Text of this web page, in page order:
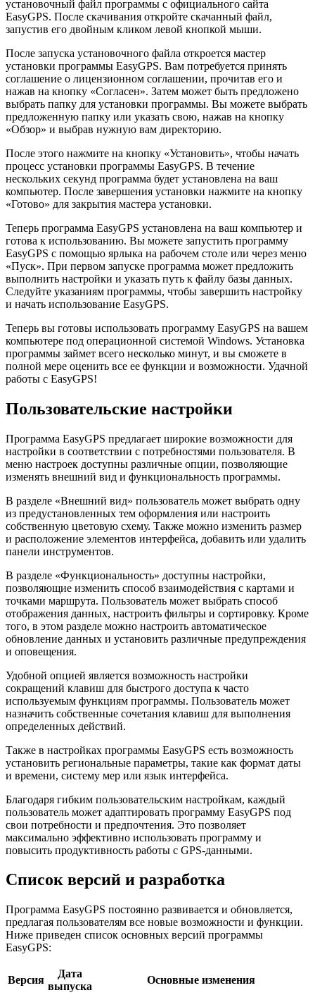
установочный файл программы с официального сайта
EasyGPS. После скачивания откройте скачанный файл,
запустив его двойным кликом левой кнопкой мыши.
После запуска установочного файла откроется мастер
установки программы EasyGPS. Вам потребуется принять
соглашение о лицензионном соглашении, прочитав его и
нажав на кнопку «Согласен». Затем может быть предложено
выбрать папку для установки программы. Вы можете выбрать
предложенную папку или указать свою, нажав на кнопку
«Обзор» и выбрав нужную вам директорию.
После этого нажмите на кнопку «Установить», чтобы начать
процесс установки программы EasyGPS. В течение
нескольких секунд программа будет установлена на ваш
компьютер. После завершения установки нажмите на кнопку
«Готово» для закрытия мастера установки.
Теперь программа EasyGPS установлена на ваш компьютер и
готова к использованию. Вы можете запустить программу
EasyGPS с помощью ярлыка на рабочем столе или через меню
«Пуск». При первом запуске программа может предложить
выполнить настройки и указать путь к файлу базы данных.
Следуйте указаниям программы, чтобы завершить настройку
и начать использование EasyGPS.
Теперь вы готовы использовать программу EasyGPS на вашем
компьютере под операционной системой Windows. Установка
программы займет всего несколько минут, и вы сможете в
полной мере оценить все ее функции и возможности. Удачной
работы с EasyGPS!
Пользовательские настройки
Программа EasyGPS предлагает широкие возможности для
настройки в соответствии с потребностями пользователя. В
меню настроек доступны различные опции, позволяющие
изменять внешний вид и функциональность программы.
В разделе «Внешний вид» пользователь может выбрать одну
из предустановленных тем оформления или настроить
собственную цветовую схему. Также можно изменить размер
и расположение элементов интерфейса, добавить или удалить
панели инструментов.
В разделе «Функциональность» доступны настройки,
позволяющие изменить способ взаимодействия с картами и
точками маршрута. Пользователь может выбрать способ
отображения данных, настроить фильтры и сортировку. Кроме
того, в этом разделе можно настроить автоматическое
обновление данных и установить различные предупреждения
и оповещения.
Удобной опцией является возможность настройки
сокращений клавиш для быстрого доступа к часто
используемым функциям программы. Пользователь может
назначить собственные сочетания клавиш для выполнения
определенных действий.
Также в настройках программы EasyGPS есть возможность
установить региональные параметры, такие как формат даты
и времени, систему мер или язык интерфейса.
Благодаря гибким пользовательским настройкам, каждый
пользователь может адаптировать программу EasyGPS под
свои потребности и предпочтения. Это позволяет
максимально эффективно использовать программу и
повысить продуктивность работы с GPS-данными.
Список версий и разработка
Программа EasyGPS постоянно развивается и обновляется,
предлагая пользователям все новые возможности и функции.
Ниже приведен список основных версий программы
EasyGPS:
Версия
Дата
выпуска
Основные изменения